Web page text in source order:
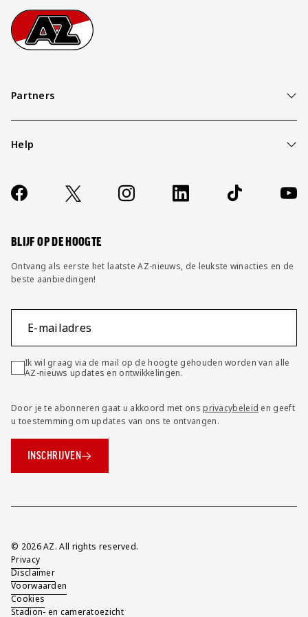
Footer
Ga naar onze homepage
Partners
Help
Contact
FAQ
Socials
https://www.facebook.com/AZAlkmaar
X Instagram LinkedIn TikTok
BLIJF OP DE HOOGTE
Ontvang als eerste het laatste AZ-nieuws, de leukste winacties en de
beste aanbiedingen!
E-mailadres
Ik wil graag via de mail op de hoogte gehouden worden van alle
AZ-nieuws updates en ontwikkelingen.
Door je te abonneren gaat u akkoord met onsprivacybeleid en geeft
u toestemming om updates van ons te ontvangen.
INSCHRIJVEN
Overig
© 2026 AZ. All rights reserved.
Privacy
Disclaimer
Voorwaarden
Cookies
Stadion- en cameratoezicht